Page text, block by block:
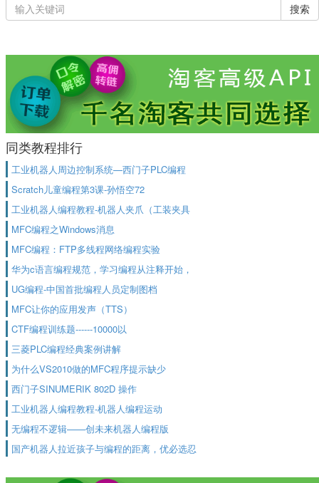
搜索
同类教程排行
工业机器人周边控制系统—西门子PLC编程
Scratch儿童编程第3课-孙悟空72
工业机器人编程教程-机器人夹爪（工装夹具
MFC编程之Windows消息
MFC编程：FTP多线程网络编程实验
华为c语言编程规范，学习编程从注释开始，
UG编程-中国首批编程人员定制图档
MFC让你的应用发声（TTS）
CTF编程训练题------10000以
三菱PLC编程经典案例讲解
为什么VS2010做的MFC程序提示缺少
西门子SINUMERIK 802D 操作
工业机器人编程教程-机器人编程运动
无编程不逻辑——创未来机器人编程版
国产机器人拉近孩子与编程的距离，优必选忍